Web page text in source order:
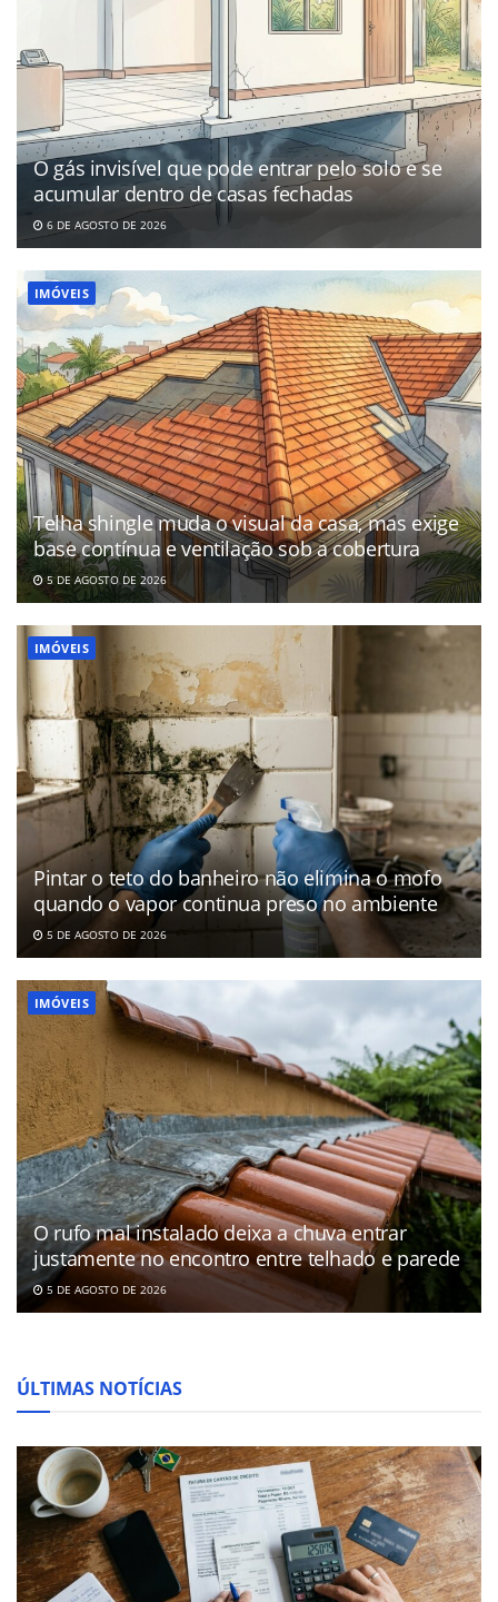
O gás invisível que pode entrar pelo solo e se
acumular dentro de casas fechadas
6 DE AGOSTO DE 2026
IMÓVEIS
Telha shingle muda o visual da casa, mas exige
base contínua e ventilação sob a cobertura
5 DE AGOSTO DE 2026
IMÓVEIS
Pintar o teto do banheiro não elimina o mofo
quando o vapor continua preso no ambiente
5 DE AGOSTO DE 2026
IMÓVEIS
O rufo mal instalado deixa a chuva entrar
justamente no encontro entre telhado e parede
5 DE AGOSTO DE 2026
ÚLTIMAS NOTÍCIAS